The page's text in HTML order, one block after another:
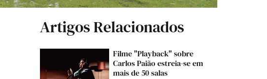
Artigos Relacionados
Filme "Playback" sobre
Carlos Paião estreia-se em
mais de 50 salas